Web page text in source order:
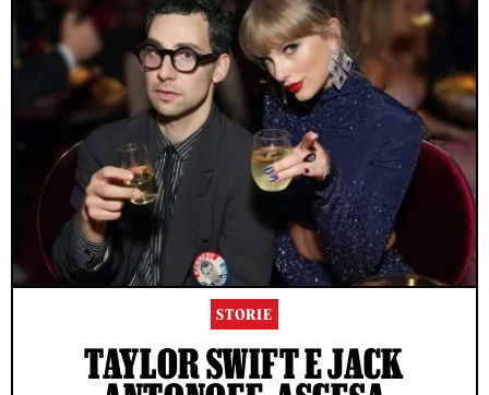
STORIE
TAYLOR SWIFT E JACK